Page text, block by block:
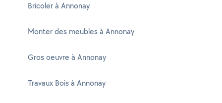
Bricoler à Annonay
Monter des meubles à Annonay
Gros oeuvre à Annonay
Travaux Bois à Annonay